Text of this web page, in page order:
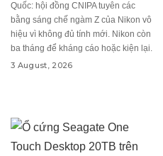
Quốc: hội đồng CNIPA tuyên các
bằng sáng chế ngàm Z của Nikon vô
hiệu vì không đủ tính mới. Nikon còn
ba tháng để kháng cáo hoặc kiện lại.
3 August, 2026